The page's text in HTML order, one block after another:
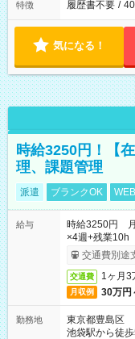
特徴 履歴書不要 /
気になる！
時給3250円！【
理、課題管理
派遣 ブランクOK
給与
時給3250円
×4週+残業10h
交通費別途
交通費 1ヶ月3
月収例 30万円
勤務地
東京都豊島区
池袋駅から徒